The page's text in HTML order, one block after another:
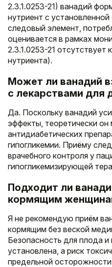
2.3.1.0253-21) ванадий
нутриент с
следовый элемент,
оценивается в рамках
2.3.1.0253-21 отсутствует
нутриента).
Может ли ванадий
с лекарствами для
Да. Поскольку ванадий
эффекты, теоретически
антидиабетических
гипогликемии. Приёму
врачебного контроля у
гипогликемизирующей
Подходит ли
кормящим
Я не рекомендую приём
кормящим без веской
Безопасность для плода
установлена, а риск
предельной